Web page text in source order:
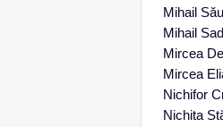
Mihail
Mihail
Mircea
Mircea
Nichifor
Nichita